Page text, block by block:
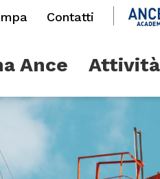
Contatti
Ance Attività